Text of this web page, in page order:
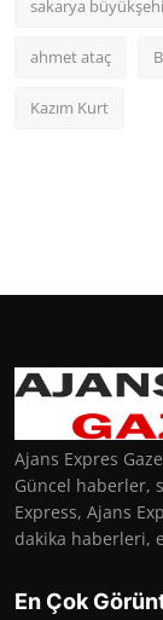
sakarya
ahmet ataç
Kazım Kurt
Ajans Expres
Güncel haberler,
Express, Ajans
dakika haberleri,
En Çok